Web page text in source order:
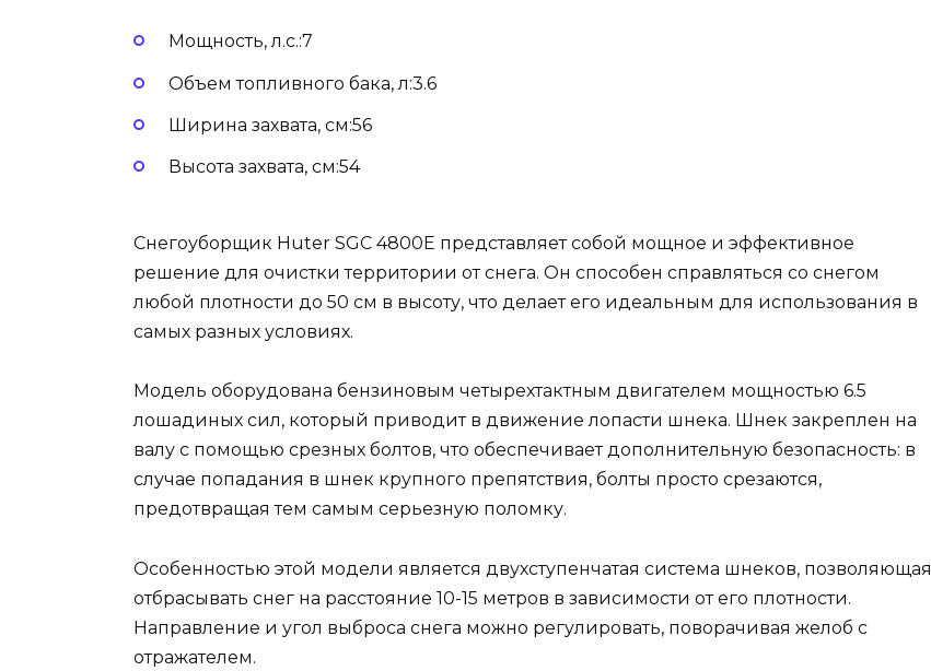
Мощность, л.с.:7
Объем топливного бака, л:3.6
Ширина захвата, см:56
Высота захвата, см:54
Снегоуборщик Huter SGC 4800E представляет собой мощное и эффективное
решение для очистки территории от снега. Он способен справляться со снегом
любой плотности до 50 см в высоту, что делает его идеальным для использования в
самых разных условиях.
Модель оборудована бензиновым четырехтактным двигателем мощностью 6.5
лошадиных сил, который приводит в движение лопасти шнека. Шнек закреплен на
валу с помощью срезных болтов, что обеспечивает дополнительную безопасность: в
случае попадания в шнек крупного препятствия, болты просто срезаются,
предотвращая тем самым серьезную поломку.
Особенностью этой модели является двухступенчатая система шнеков, позволяющая
отбрасывать снег на расстояние 10-15 метров в зависимости от его плотности.
Направление и угол выброса снега можно регулировать, поворачивая желоб с
отражателем.